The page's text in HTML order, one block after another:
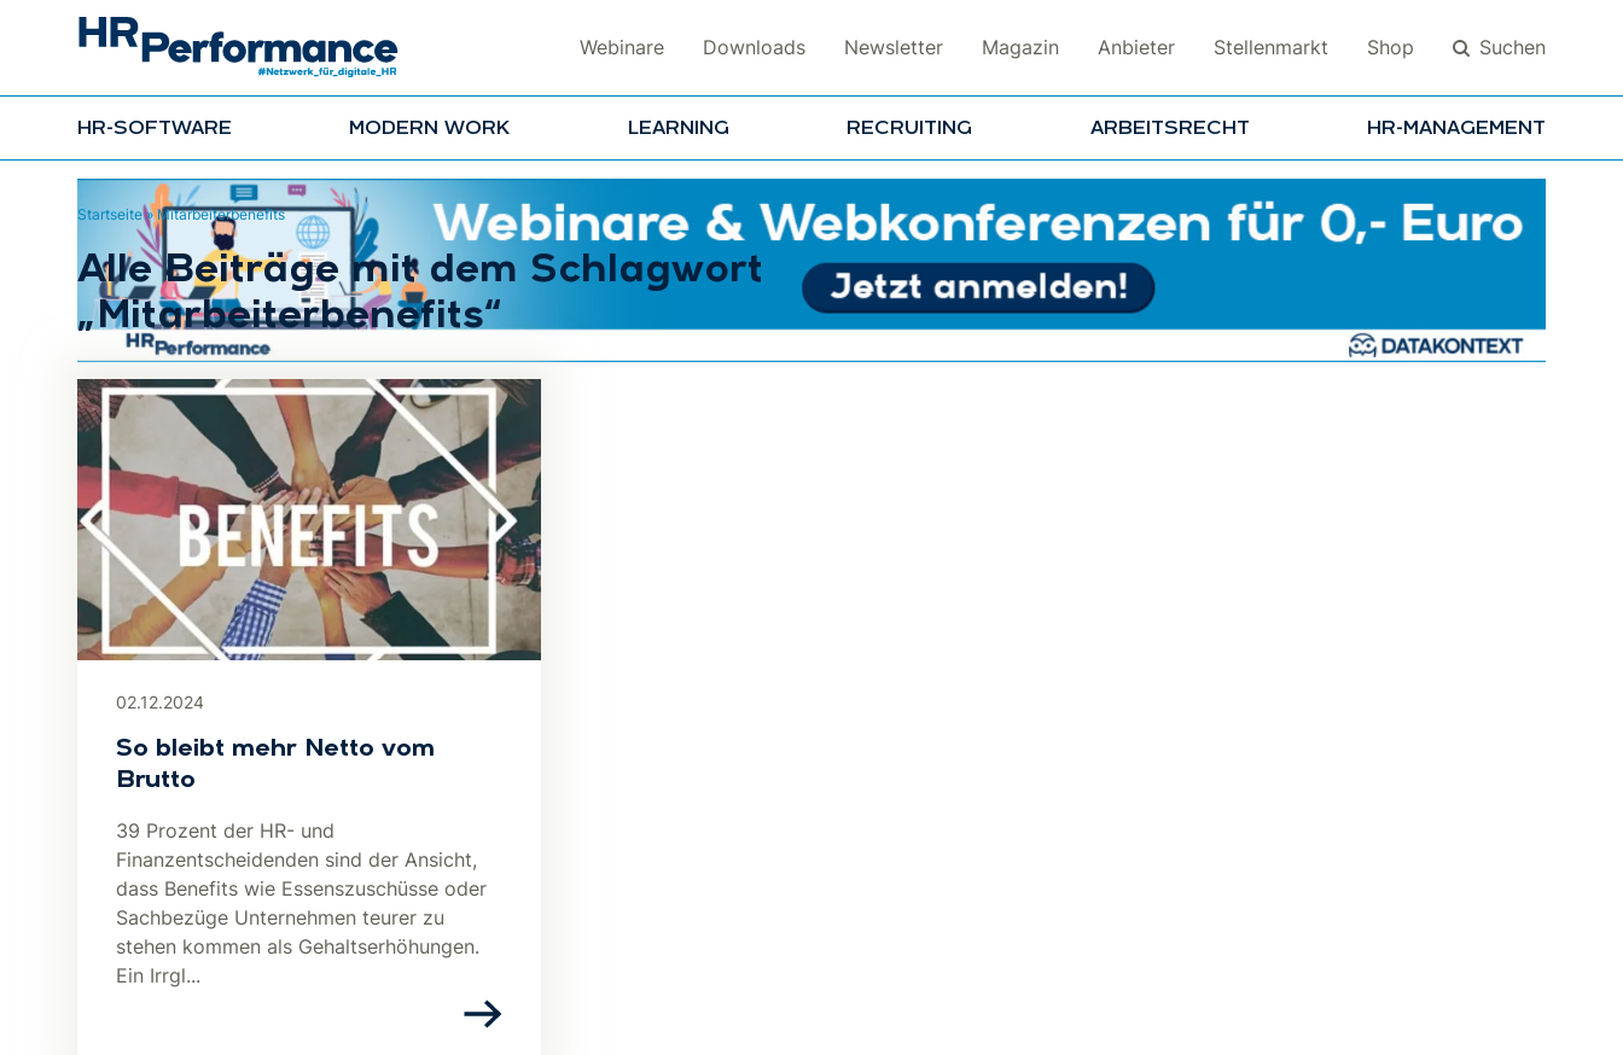
Webinare Downloads Newsletter Magazin Anbieter Stellenmarkt Shop Suchen
HR-SOFTWARE MODERN WORK LEARNING RECRUITING ARBEITSRECHT HR-MANAGEMENT
Suchen
Startseite»Mitarbeiterbenefits
Alle Beiträge mit dem Schlagwort
„Mitarbeiterbenefits“
02.12.2024
So bleibt mehr Netto vom
Brutto
39 Prozent der HR- und
Finanzentscheidenden sind der Ansicht,
dass Benefits wie Essenszuschüsse oder
Sachbezüge Unternehmen teurer zu
stehen kommen als Gehaltserhöhungen.
Ein Irrgl...